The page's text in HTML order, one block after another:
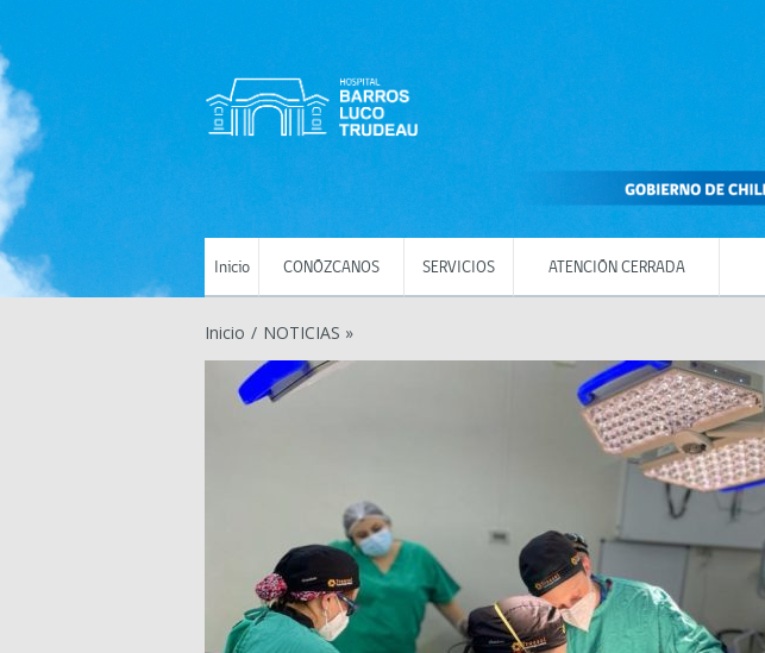
Inicio CONÓZCANOS SERVICIOS ATENCIÓN CERRADA
Inicio / NOTICIAS »